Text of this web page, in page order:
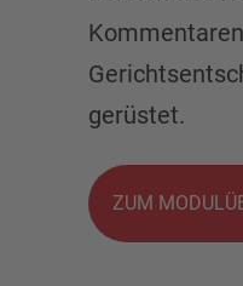
gerüstet.
ZUM